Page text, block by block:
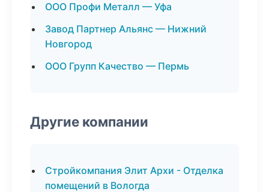
ООО Профи Металл — Уфа
Завод Партнер Альянс — Нижний
Новгород
ООО Групп Качество — Пермь
Другие компании
Стройкомпания Элит Архи - Отделка
помещений в Вологда